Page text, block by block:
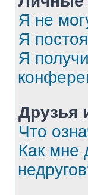
Я не
Я
Я
Друзья
Что
Как мне